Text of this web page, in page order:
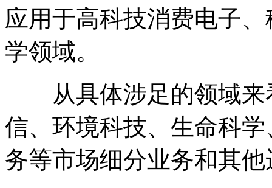
应用于高科技消费电子
学领域。
从具体涉足的领域来
信、环境科技、生命科
务等市场细分业务和其